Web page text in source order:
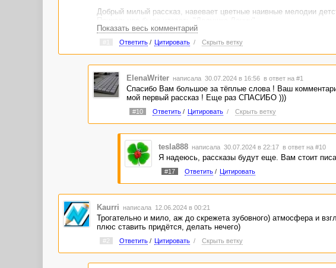
Добрый милый рассказ, навевает цветные наивные мелодии
Отдаю Вам, Автор, свои симпатии и голос. Желаю удачи!
Показать весь комментарий
Ответить/ Цитировать / Скрыть ветку
ElenaWriter написала 30.07.2024 в 16:56 в ответ на #1
Спасибо Вам большое за тёплые слова ! Ваш
мой первый рассказ ! Еще раз СПАСИБО )))
#10 Ответить/ Цитировать / Скрыть ветку
tesla888 написала 30.07.2024 в 22:17 в ответ на #10
Я надеюсь, рассказы будут еще. Вам стоит
#17 Ответить/ Цитировать
Kaurri написала 12.06.2024 в 00:21
Трогательно и мило, аж до скрежета зубовного) атмосфера и
плюс ставить придётся, делать нечего)
#2 Ответить/ Цитировать / Скрыть ветку